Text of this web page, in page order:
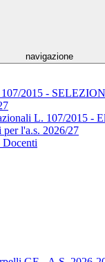
navigazione
2015 -
L. 107/2015 -
per l'a.s. 2026/27